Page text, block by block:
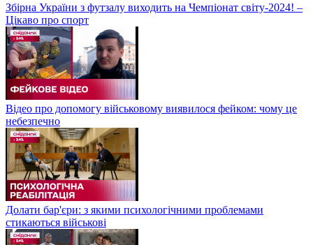
Збірна України з футзалу виходить на Чемпіонат світу-2024! –
Цікаво про спорт
Відео про допомогу військовому виявилося фейком: чому це
небезпечно
Долати бар'єри: з якими психологічними проблемами
стикаються військові